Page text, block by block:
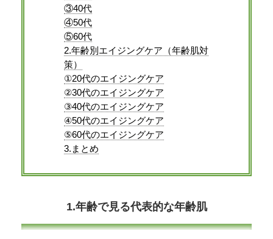
③40代
④50代
⑤60代
2.年齢別エイジングケア（年齢肌対
策）
①20代のエイジングケア
②30代のエイジングケア
③40代のエイジングケア
④50代のエイジングケア
⑤60代のエイジングケア
3.まとめ
1.年齢で見る代表的な年齢肌